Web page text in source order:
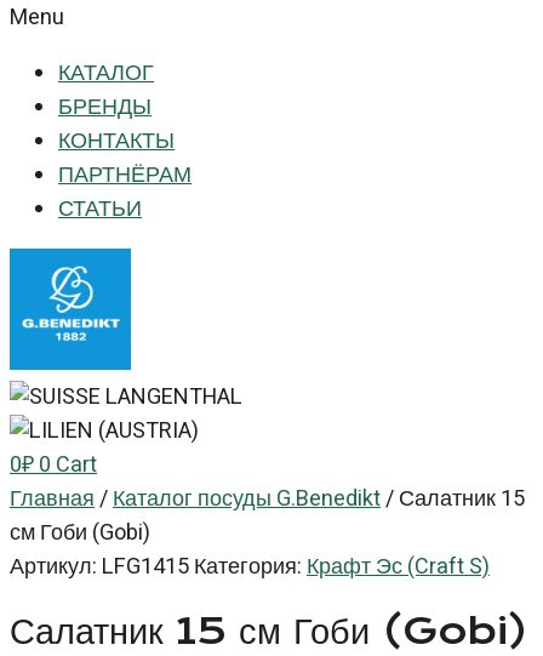
Menu
КАТАЛОГ
БРЕНДЫ
КОНТАКТЫ
ПАРТНЁРАМ
СТАТЬИ
0₽0Cart
Главная/Каталог посуды G.Benedikt/Салатник 15
см Гоби (Gobi)
Артикул: LFG1415Категория:Крафт Эс (Craft S)
Салатник 15 см Гоби (Gobi)